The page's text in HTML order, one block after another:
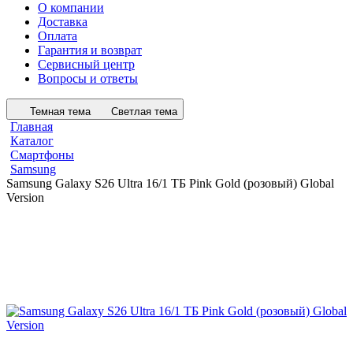
О компании
Доставка
Оплата
Гарантия и возврат
Сервисный центр
Вопросы и ответы
Темная тема Светлая тема
Главная
Каталог
Смартфоны
Samsung
Samsung Galaxy S26 Ultra 16/1 ТБ Pink Gold (розовый) Global
Version